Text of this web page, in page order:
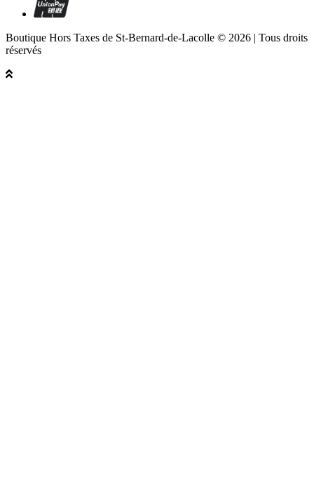
Boutique Hors Taxes de St-Bernard-de-Lacolle © 2026 | Tous droits
réservés